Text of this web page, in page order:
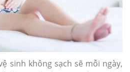
sinh không sạch sẽ mỗi ngày,